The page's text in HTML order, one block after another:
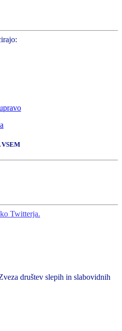
VSEM
društev slepih in slabovidnih